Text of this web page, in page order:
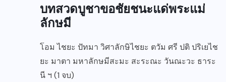
บทสวดบูชาขอชัยชนะแด่พระแม่
ลักษมี
โอม ไชยะ ปัทมา วิศาลักษิไชยะ ตวัม ศรี ปติ ปริเยไช
ยะ มาตา มหาลักษมีสะมะ สะระณะ วันณะวะ ธาระ
นี ฯ (1 จบ)